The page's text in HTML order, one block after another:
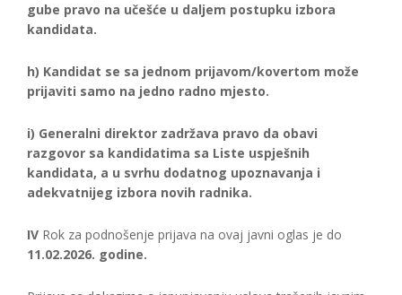
gube pravo na učešće u daljem postupku izbora
kandidata.
h) Kandidat se sa jednom prijavom/kovertom može
prijaviti samo na jedno radno mjesto.
i) Generalni direktor zadržava pravo da obavi
razgovor sa kandidatima sa Liste uspješnih
kandidata, a u svrhu dodatnog upoznavanja i
adekvatnijeg izbora novih radnika.
IV Rok za podnošenje prijava na ovaj javni oglas je do
11.02.2026. godine.